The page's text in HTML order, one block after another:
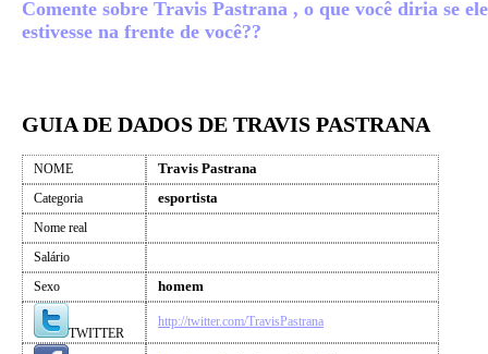
Comente sobre Travis Pastrana , o que você diria se ele
estivesse na frente de você??
GUIA DE DADOS DE TRAVIS PASTRANA
NOME Travis Pastrana
Categoria esportista
Nome real
Salário
Sexo
homem
TWITTER
http://twitter.com/TravisPastrana